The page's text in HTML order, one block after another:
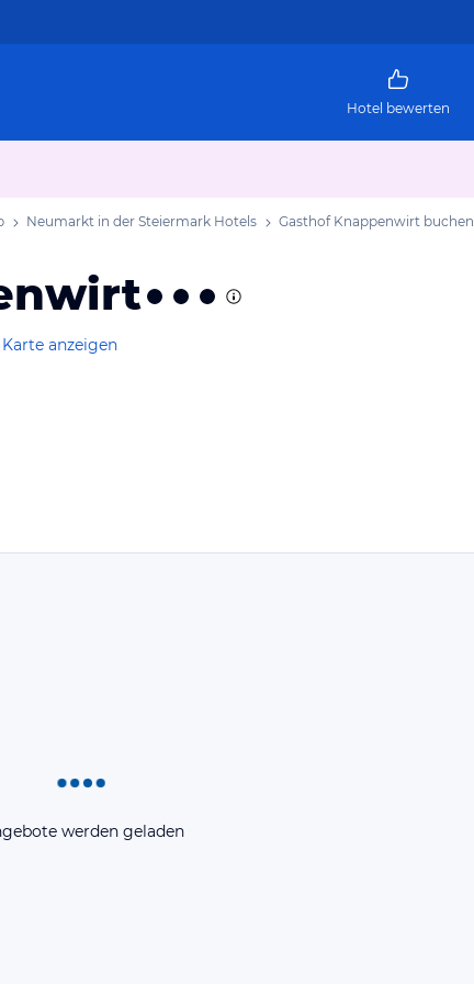
Hotel bewerten
Neumarkt in der Steiermark Hotels Gasthof Knappenwirt buchen
anzeigen
werden geladen